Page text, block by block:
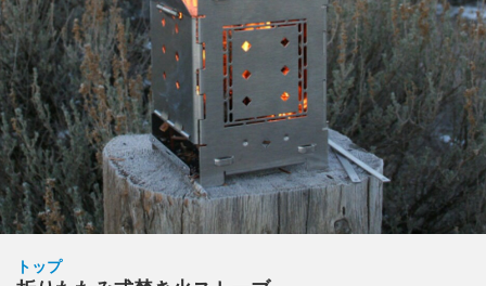
トップ